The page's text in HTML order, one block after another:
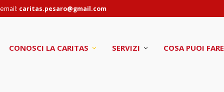
email: caritas.pesaro@gmail.com
CONOSCI LA CARITAS SERVIZI COSA PUOI FARE
Caritas Pesaro
CONOSCI LA